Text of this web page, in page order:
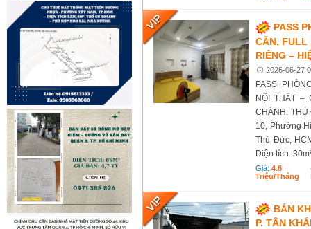
PASS
CĂN, FULL
RIÊNG –
2026-06-27
PASS
NỘI THẤT –
CHÁNH,
10, Phường
Thủ Đức,
Diện tích:
Giá:4.6
Triệu/tháng
BÁN
P. TÂN